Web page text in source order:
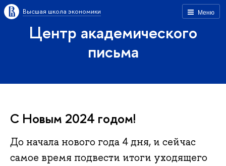
Меню
Высшая школа экономики
Центр академического
письма
С Новым 2024 годом!
До начала нового года 4 дня, и сейчас
самое время подвести итоги уходящего